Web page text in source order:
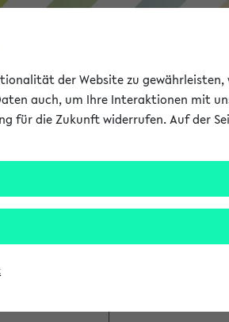
der Website zu
auch, um Ihre Interaktionen mit
für die Zukunft widerrufen. Auf der